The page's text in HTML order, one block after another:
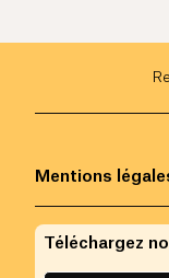
Mentions
Téléchargez